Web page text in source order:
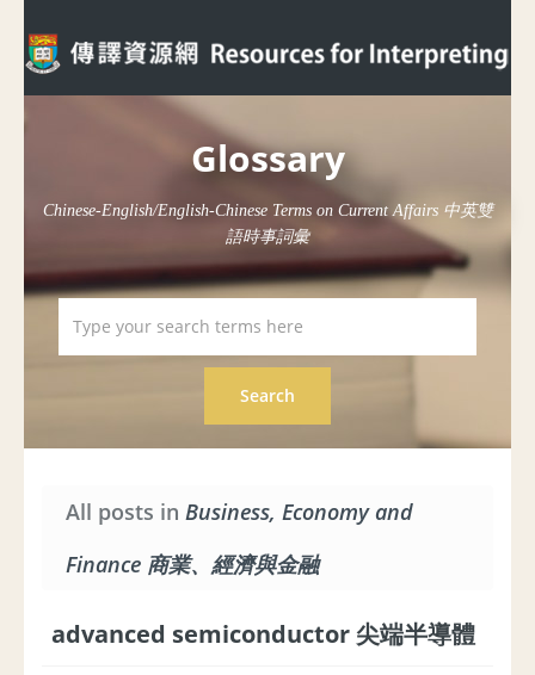
Glossary
Chinese-English/English-Chinese Terms on Current Affairs 中英雙
語時事詞彙
All posts in Business, Economy and
Finance 商業、經濟與金融
advanced semiconductor 尖端半導體